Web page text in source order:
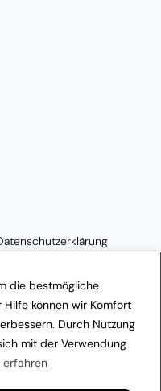
die bestmögliche
können wir Komfort
Durch Nutzung
mit der Verwendung
erfahren